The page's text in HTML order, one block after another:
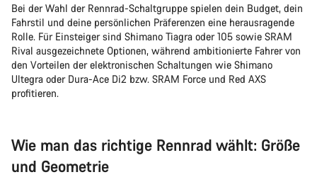
Bei der Wahl der Rennrad-Schaltgruppe spielen dein Budget, dein
Fahrstil und deine persönlichen Präferenzen eine herausragende
Rolle. Für Einsteiger sind Shimano Tiagra oder 105 sowie SRAM
Rival ausgezeichnete Optionen, während ambitionierte Fahrer von
den Vorteilen der elektronischen Schaltungen wie Shimano
Ultegra oder Dura-Ace Di2 bzw. SRAM Force und Red AXS
profitieren.
Wie man das richtige Rennrad wählt: Größe
und Geometrie